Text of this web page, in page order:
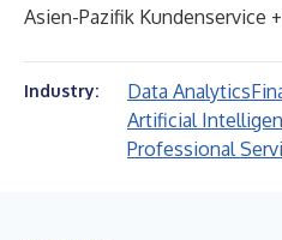
Asien-Pazifik Kundenservice
Industry: Data Analytics
Artificial
Professional